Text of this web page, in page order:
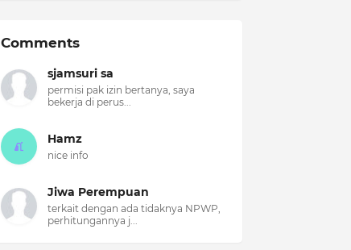
Comments
sjamsuri sa
permisi pak izin bertanya, saya
bekerja di perus...
Hamz
nice info
Jiwa Perempuan
terkait dengan ada tidaknya NPWP,
perhitungannya j...